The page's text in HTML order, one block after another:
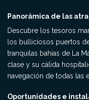
Panorámica de las
Descubre los tesoros
los bulliciosos puertos
tranquilas bahías de La
clase y su cálida
navegación de todas las
Oportunidades e